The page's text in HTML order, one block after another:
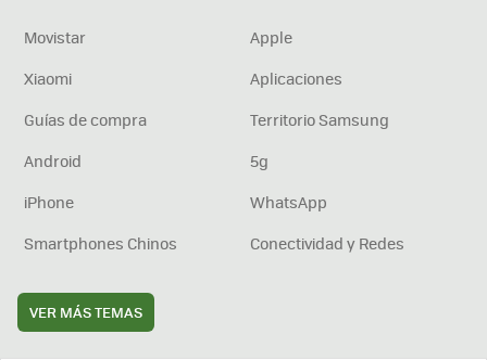
Movistar
Apple
Xiaomi
Aplicaciones
Guías de compra
Territorio Samsung
Android
5g
iPhone
WhatsApp
Smartphones Chinos
Conectividad y Redes
VER MÁS TEMAS